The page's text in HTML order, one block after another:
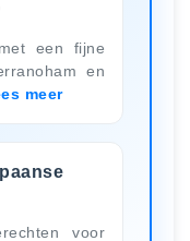
een fijne
en
meer
voor